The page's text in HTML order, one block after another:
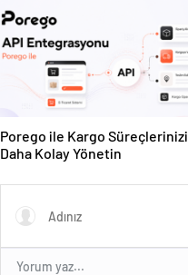
Porego ile Kargo Süreçlerinizi
Daha Kolay Yönetin